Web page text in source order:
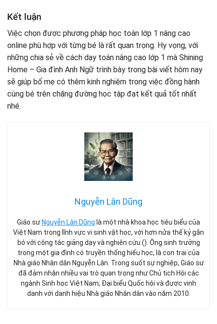
Kết luận
Việc chọn được phương pháp học toán lớp 1 nâng cao
online phù hợp với từng bé là rất quan trọng. Hy vọng, với
những chia sẻ về cách dạy toán nâng cao lớp 1 mà Shining
Home – Gia đình Anh Ngữ trình bày trong bài viết hôm nay
sẽ giúp bố mẹ có thêm kinh nghiệm trong việc đồng hành
cùng bé trên chặng đường học tập đạt kết quả tốt nhất
nhé.
Nguyễn Lân Dũng
Giáo sư Nguyễn Lân Dũng là một nhà khoa học tiêu biểu của
Việt Nam trong lĩnh vực vi sinh vật học, với hơn nửa thế kỷ gắn
bó với công tác giảng dạy và nghiên cứu (). Ông sinh trưởng
trong một gia đình có truyền thống hiếu học, là con trai của
Nhà giáo Nhân dân Nguyễn Lân. Trong suốt sự nghiệp, Giáo sư
đã đảm nhận nhiều vai trò quan trọng như Chủ tịch Hội các
ngành Sinh học Việt Nam, Đại biểu Quốc hội và được vinh
danh với danh hiệu Nhà giáo Nhân dân vào năm 2010.